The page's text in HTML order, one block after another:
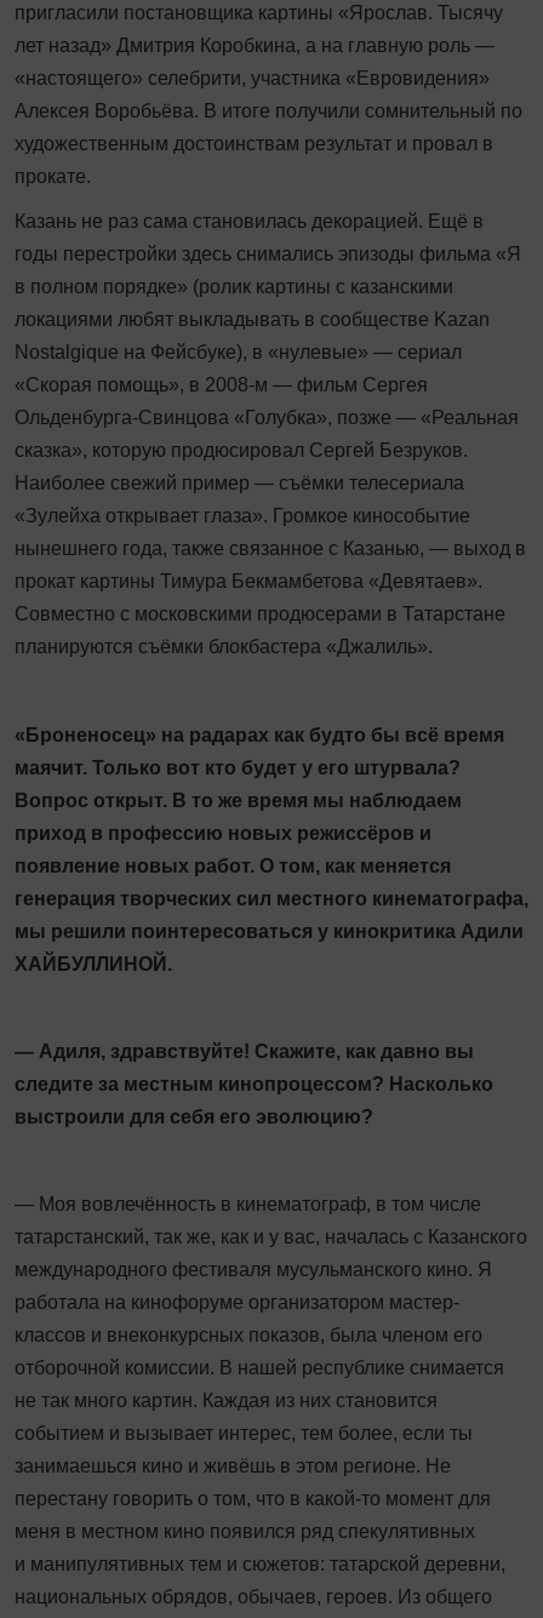
пригласили постановщика картины «Яро­слав. Тысячу
лет назад» Дмитрия ­Коробкина, а на главную роль —
«настоящего» селебрити, участника «Евровидения»
Алексея Воробьёва. В итоге получили сомнительный по
художественным достоинствам результат и провал в
прокате.
Казань не раз сама становилась декорацией. Ещё в
годы перестройки здесь снимались эпизоды фильма «Я
в полном порядке» (ролик картины с казанскими
локациями любят выкладывать в сообществе Kazan
Nostalgique на Фейсбуке), в «нулевые» — сериал
«Скорая помощь», в 2008-м — фильм Сергея
Ольденбурга-Свинцова «Голубка», позже — «Реальная
сказка», которую продюсировал Сергей Безруков.
Наиболее свежий пример — съёмки телесериала
«Зулейха открывает глаза». Громкое кинособытие
нынешнего года, также связанное с Казанью, — выход в
прокат картины Тимура Бекмамбетова «Девятаев».
Совместно с московскими продюсерами в Татарстане
планируются съёмки блокбастера «Джалиль».
«Броненосец» на радарах как будто бы всё время
маячит. Только вот кто будет у его штурвала?
Вопрос открыт. В то же время мы наблюдаем
приход в профессию новых режиссёров и
появление новых работ. О том, как меняется
генерация творческих сил местного кинематографа,
мы решили поинтересоваться у кинокритика Адили
ХАЙБУЛЛИНОЙ.
— Адиля, здравствуйте! Скажите, как давно вы
следите за местным кинопроцессом? Насколько
выстроили для себя его эволюцию?
— Моя вовлечённость в кинематограф, в том числе
татарстанский, так же, как и у вас, началась с Казанского
международного фестиваля мусульманского кино. Я
работала на кинофоруме организатором мастер-
классов и внеконкурсных показов, была членом его
отборочной комиссии. В нашей республике снимается
не так много картин. Каждая из них становится
событием и вызывает интерес, тем более, если ты
занимаешься кино и живёшь в этом регионе. Не
перестану говорить о том, что в какой‑то момент для
меня в местном кино появился ряд спекулятивных
и манипулятивных тем и сюжетов: татарской деревни,
национальных обрядов, обычаев, героев. Из общего